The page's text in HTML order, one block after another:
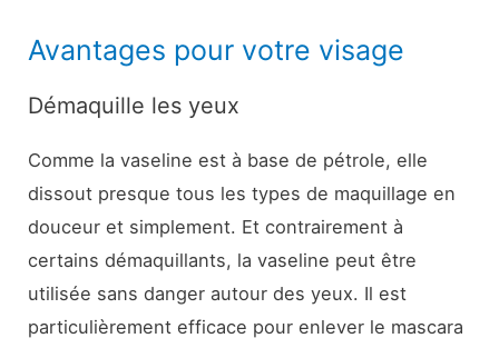
Avantages pour votre visage
Démaquille les yeux
Comme la vaseline est à base de pétrole, elle
dissout presque tous les types de maquillage en
douceur et simplement. Et contrairement à
certains démaquillants, la vaseline peut être
utilisée sans danger autour des yeux. Il est
particulièrement efficace pour enlever le mascara